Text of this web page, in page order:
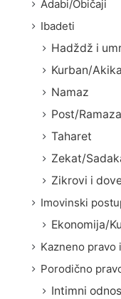
Adabi/Običaji
Ibadeti
Hadždž i
Kurban/Akika
Namaz
Post/
Taharet
Zekat/
Zikrovi i
Imovinski
Ekonomija/
Kazneno pravo
Porodično
Intimni